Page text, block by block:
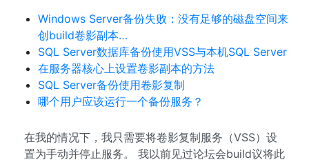
Windows Server备份失败：没有足够的磁盘空间来
创build卷影副本…
SQL Server数据库备份使用VSS与本机SQL Server
在服务器核心上设置卷影副本的方法
SQL Server备份使用卷影复制
哪个用户应该运行一个备份服务？
在我的情况下，我只需要将卷影复制服务（VSS）设
置为手动并停止服务。 我以前见过论坛会build议将此